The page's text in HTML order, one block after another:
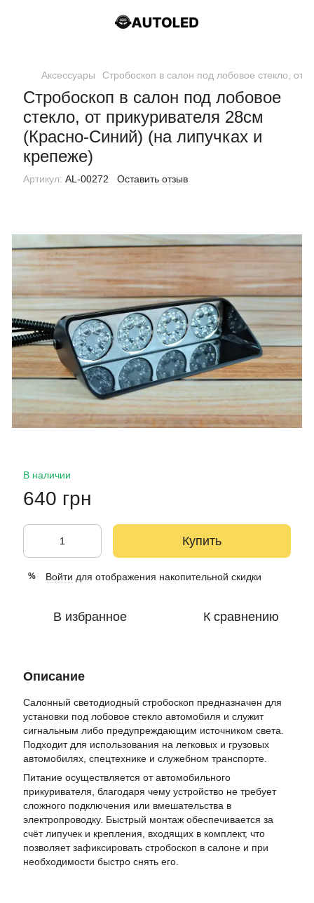
Аксессуары Стробоскоп в салон под лобовое стекло, от
Стробоскоп в салон под лобовое
стекло, от прикуривателя 28см
(Красно-Синий) (на липучках и
крепеже)
Артикул: AL-00272 Оставить отзыв
В наличии
640 грн
Купить
% Войти для отображения накопительной скидки
В избранное К сравнению
Описание
Салонный светодиодный стробоскоп предназначен для
установки под лобовое стекло автомобиля и служит
сигнальным либо предупреждающим источником света.
Подходит для использования на легковых и грузовых
автомобилях, спецтехнике и служебном транспорте.
Питание осуществляется от автомобильного
прикуривателя, благодаря чему устройство не требует
сложного подключения или вмешательства в
электропроводку. Быстрый монтаж обеспечивается за
счёт липучек и крепления, входящих в комплект, что
позволяет зафиксировать стробоскоп в салоне и при
необходимости быстро снять его.